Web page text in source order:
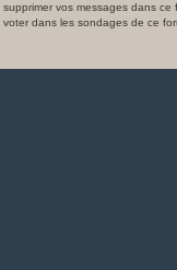
supprimer vos messages dans ce
voter dans les sondages de ce